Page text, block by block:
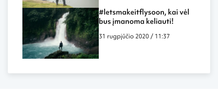
#letsmakeitflysoon, kai vėl
bus įmanoma keliauti!
31 rugpjūčio 2020 / 11:37